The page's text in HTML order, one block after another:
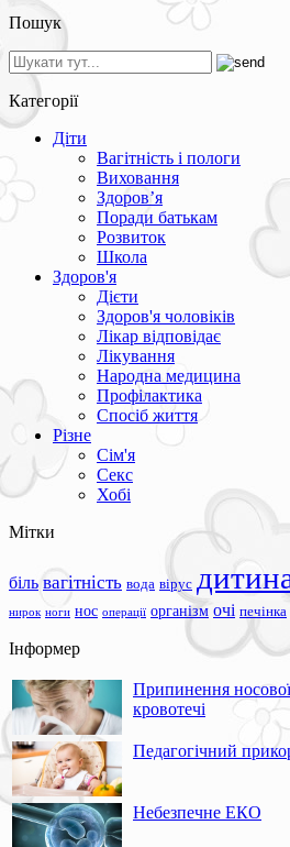
Пошук
Категорії
Діти
Вагітність і пологи
Виховання
Здоров’я
Поради батькам
Розвиток
Школа
Здоров'я
Дієти
Здоров'я чоловіків
Лікар відповідає
Лікування
Народна медицина
Профілактика
Спосіб життя
Різне
Сім'я
Секс
Хобі
Мітки
біль вагітність вода вірус
нирок ноги нос операції організм очі печінка
Інформер
Припинення носової
кровотечі
Педагогічний
Небезпечне ЕКО